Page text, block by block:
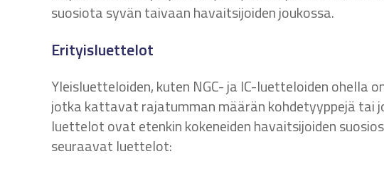
suosiota syvän taivaan havaitsijoiden joukossa.
Erityisluettelot
Yleisluetteloiden, kuten NGC- ja IC-luetteloiden ohella
jotka kattavat rajatumman määrän kohdetyyppejä tai
luettelot ovat etenkin kokeneiden havaitsijoiden
seuraavat luettelot: